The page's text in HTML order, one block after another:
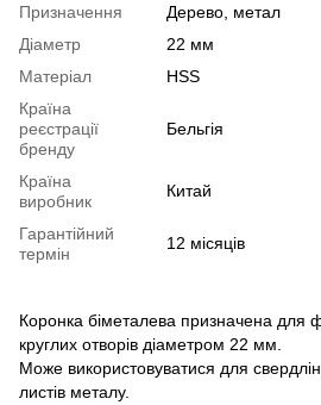
Призначення
Дерево, метал
Діаметр
22 мм
Матеріал
HSS
Країна
реєстрації
бренду
Бельгія
Країна
виробник
Китай
Гарантійний
термін
12 місяців
Коронка біметалева призначена для
круглих отворів діаметром 22 мм.
Може використовуватися для
листів металу.